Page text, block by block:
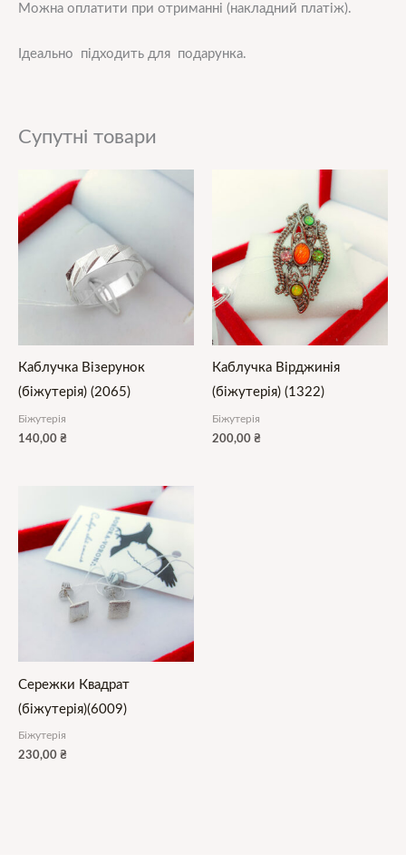
Можна оплатити при отриманні (накладний платіж).
Ідеально підходить для подарунка.
Супутні товари
Каблучка Візерунок
(біжутерія) (2065)
Біжутерія
140,00 ₴
Каблучка Вірджинія
(біжутерія) (1322)
Біжутерія
200,00 ₴
Сережки Квадрат
(біжутерія)(6009)
Біжутерія
230,00 ₴